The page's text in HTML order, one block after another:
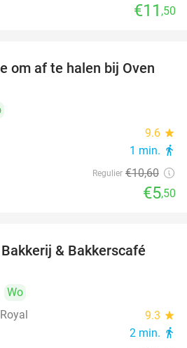
€11 ,50
48%
om af te halen bij Oven
9.6 star
1 min. directions_walk
Regulier €10,60
€5,50
40%
& Bakkerscafé
Wo
9.3 star
2 min. directions_walk